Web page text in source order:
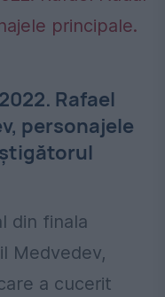
Rafael
personajele
din finala
Medvedev,
a cucerit